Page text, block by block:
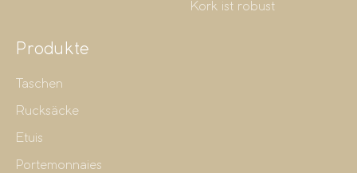
Kork ist robust
Produkte
Taschen
Rucksäcke
Etuis
Portemonnaies